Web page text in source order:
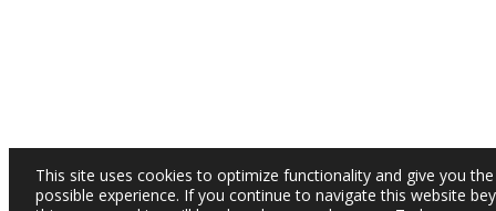
This site uses cookies to optimize functionality and give you
possible experience. If you continue to navigate this website